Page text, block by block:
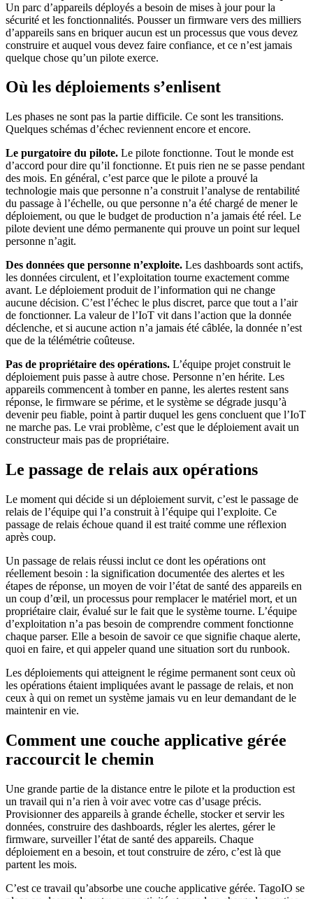
Un parc d’appareils déployés a besoin de mises à jour pour la
sécurité et les fonctionnalités. Pousser un firmware vers des milliers
d’appareils sans en briquer aucun est un processus que vous devez
construire et auquel vous devez faire confiance, et ce n’est jamais
quelque chose qu’un pilote exerce.
Où les déploiements s’enlisent
Les phases ne sont pas la partie difficile. Ce sont les transitions.
Quelques schémas d’échec reviennent encore et encore.
Le purgatoire du pilote. Le pilote fonctionne. Tout le monde est
d’accord pour dire qu’il fonctionne. Et puis rien ne se passe pendant
des mois. En général, c’est parce que le pilote a prouvé la
technologie mais que personne n’a construit l’analyse de rentabilité
du passage à l’échelle, ou que personne n’a été chargé de mener le
déploiement, ou que le budget de production n’a jamais été réel. Le
pilote devient une démo permanente qui prouve un point sur lequel
personne n’agit.
Des données que personne n’exploite. Les dashboards sont actifs,
les données circulent, et l’exploitation tourne exactement comme
avant. Le déploiement produit de l’information qui ne change
aucune décision. C’est l’échec le plus discret, parce que tout a l’air
de fonctionner. La valeur de l’IoT vit dans l’action que la donnée
déclenche, et si aucune action n’a jamais été câblée, la donnée n’est
que de la télémétrie coûteuse.
Pas de propriétaire des opérations. L’équipe projet construit le
déploiement puis passe à autre chose. Personne n’en hérite. Les
appareils commencent à tomber en panne, les alertes restent sans
réponse, le firmware se périme, et le système se dégrade jusqu’à
devenir peu fiable, point à partir duquel les gens concluent que l’IoT
ne marche pas. Le vrai problème, c’est que le déploiement avait un
constructeur mais pas de propriétaire.
Le passage de relais aux opérations
Le moment qui décide si un déploiement survit, c’est le passage de
relais de l’équipe qui l’a construit à l’équipe qui l’exploite. Ce
passage de relais échoue quand il est traité comme une réflexion
après coup.
Un passage de relais réussi inclut ce dont les opérations ont
réellement besoin : la signification documentée des alertes et les
étapes de réponse, un moyen de voir l’état de santé des appareils en
un coup d’œil, un processus pour remplacer le matériel mort, et un
propriétaire clair, évalué sur le fait que le système tourne. L’équipe
d’exploitation n’a pas besoin de comprendre comment fonctionne
chaque parser. Elle a besoin de savoir ce que signifie chaque alerte,
quoi en faire, et qui appeler quand une situation sort du runbook.
Les déploiements qui atteignent le régime permanent sont ceux où
les opérations étaient impliquées avant le passage de relais, et non
ceux à qui on remet un système jamais vu en leur demandant de le
maintenir en vie.
Comment une couche applicative gérée
raccourcit le chemin
Une grande partie de la distance entre le pilote et la production est
un travail qui n’a rien à voir avec votre cas d’usage précis.
Provisionner des appareils à grande échelle, stocker et servir les
données, construire des dashboards, régler les alertes, gérer le
firmware, surveiller l’état de santé des appareils. Chaque
déploiement en a besoin, et tout construire de zéro, c’est là que
partent les mois.
C’est ce travail qu’absorbe une couche applicative gérée. TagoIO se